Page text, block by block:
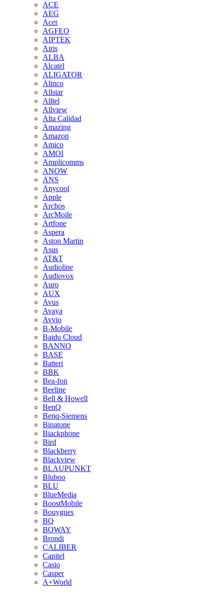
ACE
AEG
Acer
AGFEO
AIPTEK
Airis
ALBA
Alcatel
ALIGATOR
Alinco
Allstar
Alltel
Allview
Alta Calidad
Amazing
Amazon
Amico
AMOI
Amplicomms
ANOW
ANS
Anycool
Apple
Archos
ArcMoile
Artfone
Aspera
Aston Martin
Asus
AT&T
Audioline
Audiovox
Auro
AUX
Avus
Avaya
Avvio
B-Mobile
Baidu Cloud
BANNO
BASE
Batteri
BBK
Bea-fon
Beeline
Bell & Howell
BenQ
Benq-Siemens
Binatone
Biackphone
Bird
Blackberry
Blackview
BLAUPUNKT
Bluboo
BLU
BlueMedia
BoostMobile
Bouygues
BQ
BOWAY
Brondi
CALIBER
Capitel
Casio
Casper
A+World